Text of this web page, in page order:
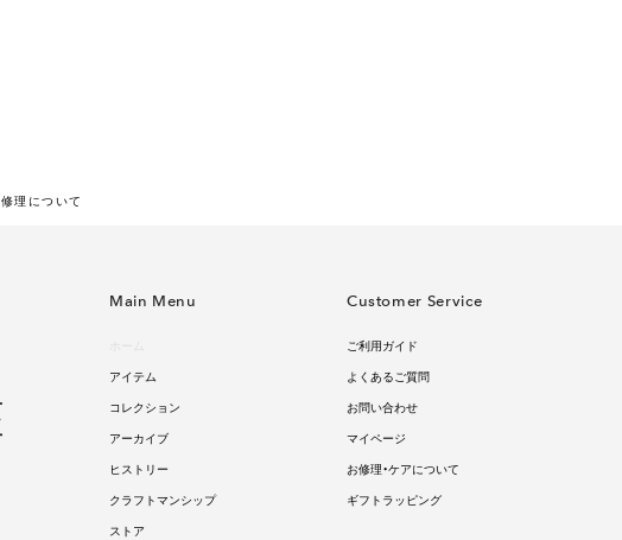
修理について
Main Menu
アイテム
コレクション
アーカイブ
ヒストリー
クラフトマンシップ
ストア
Customer Service
ご利用ガイド
よくあるご質問
お問い合わせ
マイページ
お修理・ケアについて
ギフトラッピング